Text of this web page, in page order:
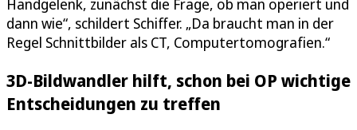
dann wie“, schildert Schiffer. „Da braucht man in der
Regel Schnittbilder als CT, Computertomografien.“
3D-Bildwandler hilft, schon bei OP wichtige
Entscheidungen zu treffen